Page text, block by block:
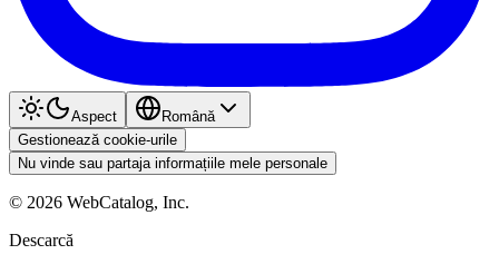
Aspect
Română
Gestionează cookie-urile
Nu vinde sau partaja informațiile mele personale
© 2026 WebCatalog, Inc.
Descarcă